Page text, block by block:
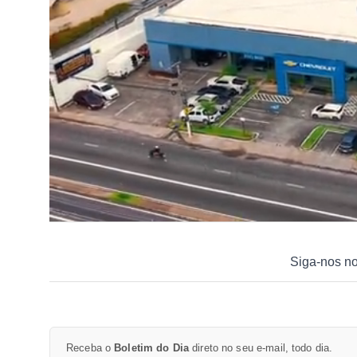
Siga-nos
Receba o Boletim do Diadireto no seu e-mail, todo dia.